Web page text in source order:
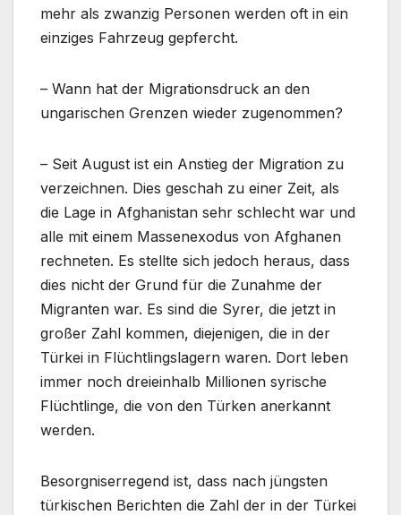
mehr als zwanzig Personen werden oft in ein
einziges Fahrzeug gepfercht.
– Wann hat der Migrationsdruck an den
ungarischen Grenzen wieder zugenommen?
– Seit August ist ein Anstieg der Migration zu
verzeichnen. Dies geschah zu einer Zeit, als
die Lage in Afghanistan sehr schlecht war und
alle mit einem Massenexodus von Afghanen
rechneten. Es stellte sich jedoch heraus, dass
dies nicht der Grund für die Zunahme der
Migranten war. Es sind die Syrer, die jetzt in
großer Zahl kommen, diejenigen, die in der
Türkei in Flüchtlingslagern waren. Dort leben
immer noch dreieinhalb Millionen syrische
Flüchtlinge, die von den Türken anerkannt
werden.
Besorgniserregend ist, dass nach jüngsten
türkischen Berichten die Zahl der in der Türkei